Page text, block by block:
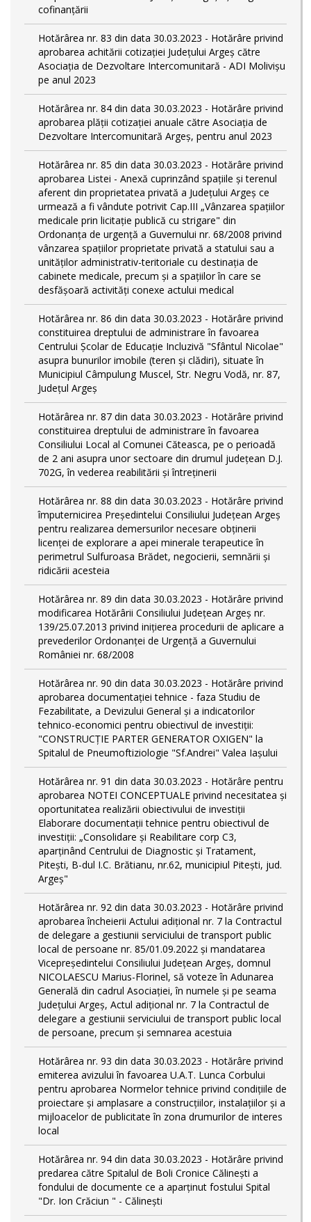
cofinanțării
Hotărârea nr. 83 din data 30.03.2023 - Hotărâre privind
aprobarea achitării cotizației Județului Argeș către
Asociația de Dezvoltare Intercomunitară - ADI Molivișu
pe anul 2023
Hotărârea nr. 84 din data 30.03.2023 - Hotărâre privind
aprobarea plății cotizației anuale către Asociația de
Dezvoltare Intercomunitară Argeș, pentru anul 2023
Hotărârea nr. 85 din data 30.03.2023 - Hotărâre privind
aprobarea Listei - Anexă cuprinzând spaţiile şi terenul
aferent din proprietatea privată a Judeţului Argeş ce
urmează a fi vândute potrivit Cap.III „Vânzarea spaţiilor
medicale prin licitaţie publică cu strigare" din
Ordonanța de urgență a Guvernului nr. 68/2008 privind
vânzarea spațiilor proprietate privată a statului sau a
unităților administrativ-teritoriale cu destinația de
cabinete medicale, precum și a spațiilor în care se
desfășoară activități conexe actului medical
Hotărârea nr. 86 din data 30.03.2023 - Hotărâre privind
constituirea dreptului de administrare în favoarea
Centrului Școlar de Educație Incluzivă "Sfântul Nicolae"
asupra bunurilor imobile (teren și clădiri), situate în
Municipiul Câmpulung Muscel, Str. Negru Vodă, nr. 87,
Județul Argeș
Hotărârea nr. 87 din data 30.03.2023 - Hotărâre privind
constituirea dreptului de administrare în favoarea
Consiliului Local al Comunei Căteasca, pe o perioadă
de 2 ani asupra unor sectoare din drumul județean D.J.
702G, în vederea reabilitării și întreținerii
Hotărârea nr. 88 din data 30.03.2023 - Hotărâre privind
împuternicirea Președintelui Consiliului Județean Argeș
pentru realizarea demersurilor necesare obținerii
licenței de explorare a apei minerale terapeutice în
perimetrul Sulfuroasa Brădet, negocierii, semnării și
ridicării acesteia
Hotărârea nr. 89 din data 30.03.2023 - Hotărâre privind
modificarea Hotărârii Consiliului Județean Argeș nr.
139/25.07.2013 privind inițierea procedurii de aplicare a
prevederilor Ordonanței de Urgență a Guvernului
României nr. 68/2008
Hotărârea nr. 90 din data 30.03.2023 - Hotărâre privind
aprobarea documentației tehnice - faza Studiu de
Fezabilitate, a Devizului General și a indicatorilor
tehnico-economici pentru obiectivul de investiții:
"CONSTRUCȚIE PARTER GENERATOR OXIGEN" la
Spitalul de Pneumoftiziologie "Sf.Andrei" Valea Iașului
Hotărârea nr. 91 din data 30.03.2023 - Hotărâre pentru
aprobarea NOTEI CONCEPTUALE privind necesitatea și
oportunitatea realizării obiectivului de investiții
Elaborare documentații tehnice pentru obiectivul de
investiţii: „Consolidare și Reabilitare corp C3,
aparținând Centrului de Diagnostic și Tratament,
Pitești, B-dul I.C. Brătianu, nr.62, municipiul Pitești, jud.
Argeș"
Hotărârea nr. 92 din data 30.03.2023 - Hotărâre privind
aprobarea încheierii Actului adițional nr. 7 la Contractul
de delegare a gestiunii serviciului de transport public
local de persoane nr. 85/01.09.2022 și mandatarea
Vicepreședintelui Consiliului Județean Argeș, domnul
NICOLAESCU Marius-Florinel, să voteze în Adunarea
Generală din cadrul Asociației, în numele și pe seama
Județului Argeș, Actul adițional nr. 7 la Contractul de
delegare a gestiunii serviciului de transport public local
de persoane, precum și semnarea acestuia
Hotărârea nr. 93 din data 30.03.2023 - Hotărâre privind
emiterea avizului în favoarea U.A.T. Lunca Corbului
pentru aprobarea Normelor tehnice privind condiţiile de
proiectare şi amplasare a construcţiilor, instalaţiilor şi a
mijloacelor de publicitate în zona drumurilor de interes
local
Hotărârea nr. 94 din data 30.03.2023 - Hotărâre privind
predarea către Spitalul de Boli Cronice Călinești a
fondului de documente ce a aparținut fostului Spital
"Dr. Ion Crăciun " - Călinești